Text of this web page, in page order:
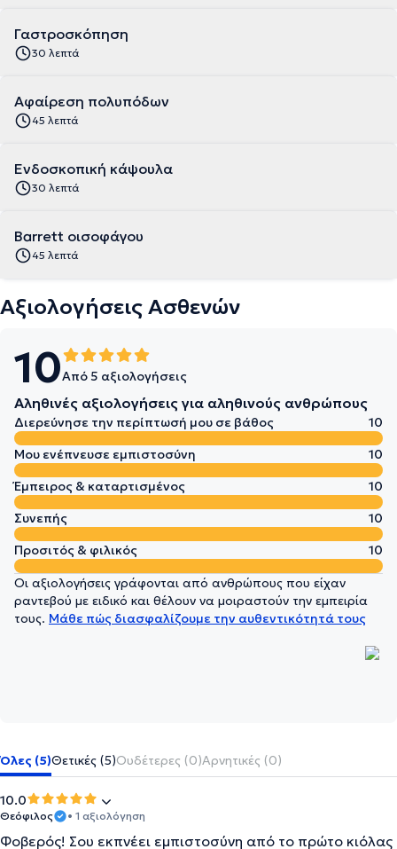
Γαστροσκόπηση
30 λεπτά
Αφαίρεση πολυπόδων
45 λεπτά
Ενδοσκοπική κάψουλα
30 λεπτά
Barrett οισοφάγου
45 λεπτά
Αξιολογήσεις Ασθενών
10Από 5 αξιολογήσεις
Αληθινές αξιολογήσεις για αληθινούς ανθρώπους
Διερεύνησε την περίπτωσή μου σε βάθος
10
Μου ενέπνευσε εμπιστοσύνη
10
Έμπειρος & καταρτισμένος
10
Συνεπής
10
Προσιτός & φιλικός
10
Οι αξιολογήσεις γράφονται από ανθρώπους που είχαν
ραντεβού με ειδικό και θέλουν να μοιραστούν την εμπειρία
τους. Μάθε πώς διασφαλίζουμε την αυθεντικότητά τους
Όλες (5)Θετικές (5)Ουδέτερες (0)Αρνητικές (0)
10.0
Θεόφιλος • 1 αξιολόγηση
Φοβερός! Σου εκπνέει εμπιστοσύνη από το πρώτο κιόλας